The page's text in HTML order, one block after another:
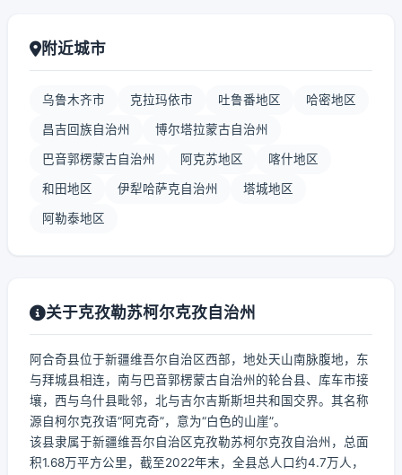
附近城市
乌鲁木齐市 克拉玛依市 吐鲁番地区 哈密地区
昌吉回族自治州 博尔塔拉蒙古自治州
巴音郭楞蒙古自治州 阿克苏地区 喀什地区
和田地区 伊犁哈萨克自治州 塔城地区
阿勒泰地区
关于克孜勒苏柯尔克孜自治州
阿合奇县位于新疆维吾尔自治区西部，地处天山南脉腹地，东
与拜城县相连，南与巴音郭楞蒙古自治州的轮台县、库车市接
壤，西与乌什县毗邻，北与吉尔吉斯斯坦共和国交界。其名称
源自柯尔克孜语“阿克奇”，意为“白色的山崖”。
该县隶属于新疆维吾尔自治区克孜勒苏柯尔克孜自治州，总面
积1.68万平方公里，截至2022年末，全县总人口约4.7万人，